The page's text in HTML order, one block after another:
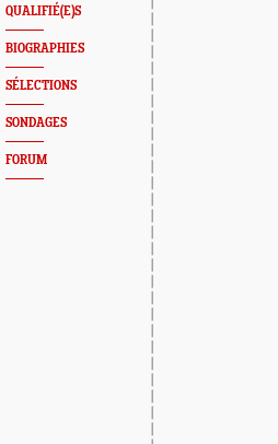
QUALIFIÉ(E)S
BIOGRAPHIES
SÉLECTIONS
SONDAGES
FORUM